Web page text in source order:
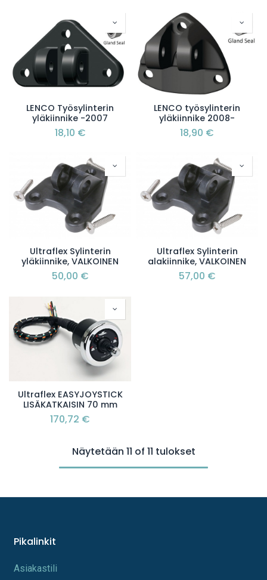
LENCO Työsylinterin
yläkiinnike -2007
18,10 €
LENCO työsylinterin
yläkiinnike 2008-
18,90 €
Ultraflex Sylinterin
yläkiinnike, VALKOINEN
50,00 €
Ultraflex Sylinterin
alakiinnike, VALKOINEN
57,00 €
Ultraflex EASYJOYSTICK
LISÄKATKAISIN 70 mm
170,72 €
Näytetään 11 of 11 tulokset
Pikalinkit
A​s​iakastili